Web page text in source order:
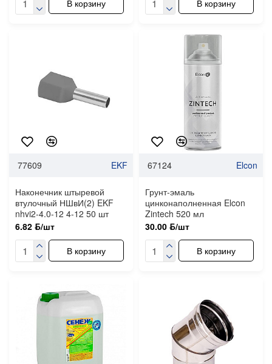
В корзину В корзину
77609 EKF
Наконечник штыревой
втулочный НШвИ(2) EKF
nhvi2-4.0-12 4-12 50 шт
6.82 ƃ/шт
В корзину
67124 Elcon
Грунт-эмаль
цинконаполненная Elcon
Zintech 520 мл
30.00 ƃ/шт
В корзину